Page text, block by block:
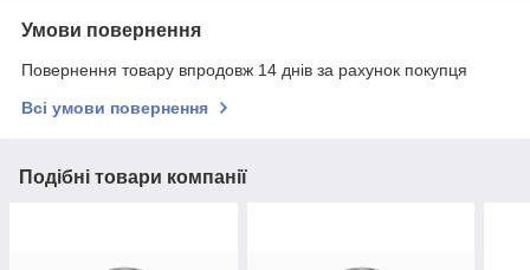
Умови повернення
Повернення товару впродовж 14 днів за рахунок покупця
Всі умови повернення
Подібні товари компанії